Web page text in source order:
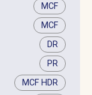
MCF
MCF
DR
PR
MCF HDR